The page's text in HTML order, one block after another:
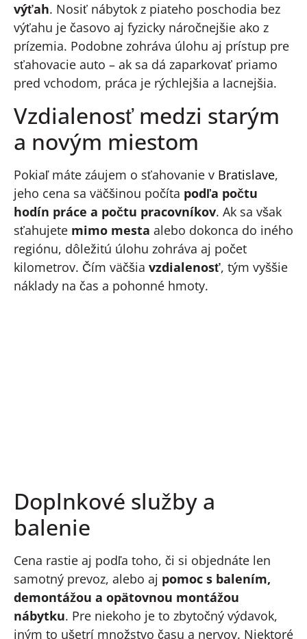
výťah. Nosiť nábytok z piateho poschodia bez
výťahu je časovo aj fyzicky náročnejšie ako z
prízemia. Podobne zohráva úlohu aj prístup pre
sťahovacie auto – ak sa dá zaparkovať priamo
pred vchodom, práca je rýchlejšia a lacnejšia.
Vzdialenosť medzi starým
a novým miestom
Pokiaľ máte záujem o sťahovanie v Bratislave,
jeho cena sa väčšinou počíta podľa počtu
hodín práce a počtu pracovníkov. Ak sa však
sťahujete mimo mesta alebo dokonca do iného
regiónu, dôležitú úlohu zohráva aj počet
kilometrov. Čím väčšia vzdialenosť, tým vyššie
náklady na čas a pohonné hmoty.
Doplnkové služby a
balenie
Cena rastie aj podľa toho, či si objednáte len
samotný prevoz, alebo aj pomoc s balením,
demontážou a opätovnou montážou
nábytku. Pre niekoho je to zbytočný výdavok,
iným to ušetrí množstvo času a nervov. Niektoré